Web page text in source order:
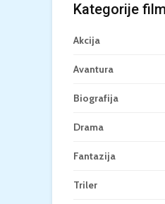
Kategorije
Akcija
Avantura
Biografija
Drama
Fantazija
Triler